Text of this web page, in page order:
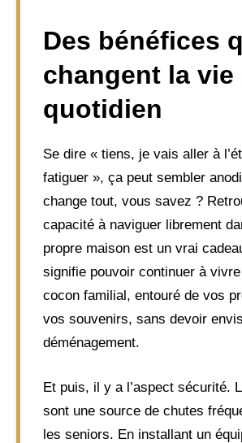
Des bénéfices
changent la vie
quotidien
Se dire « tiens, je vais aller à
fatiguer », ça peut sembler
change tout, vous savez ?
capacité à naviguer librement
propre maison est un vrai
signifie pouvoir continuer à
cocon familial, entouré de vos
vos souvenirs, sans devoir
déménagement.
Et puis, il y a l’aspect sécurité.
sont une source de chutes
les seniors. En installant un